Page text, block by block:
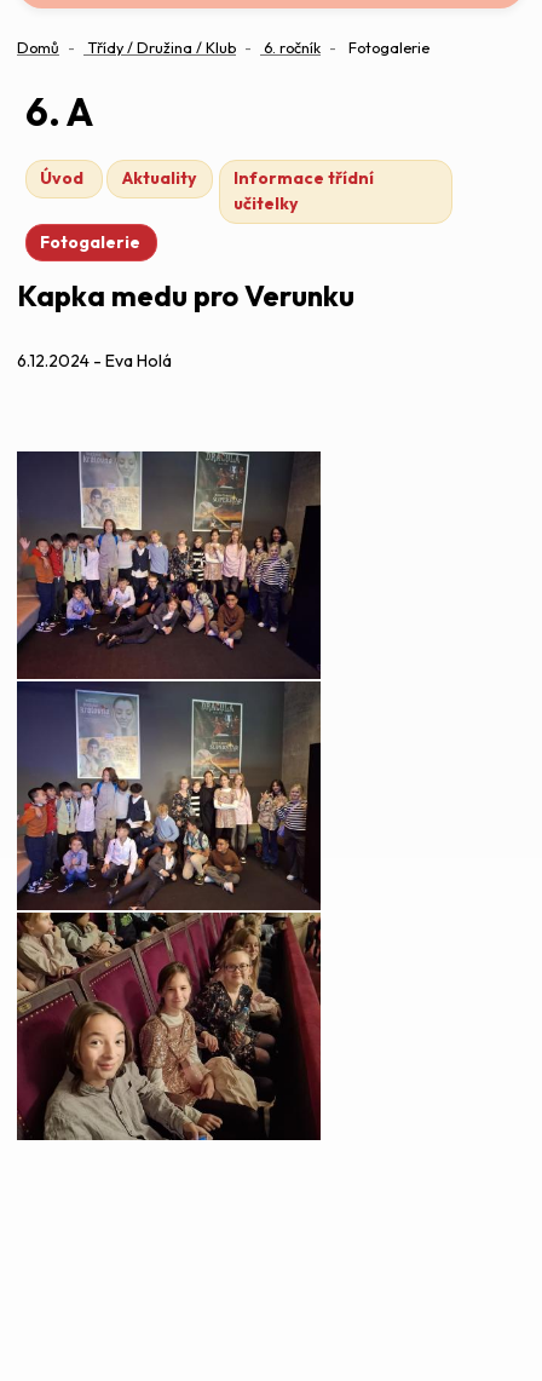
Domů Třídy / Družina / Klub 6. ročník Fotogalerie
6. A
Úvod Aktuality
Informace třídní
učitelky
Fotogalerie
Kapka medu pro Verunku
6.12.2024 - Eva Holá